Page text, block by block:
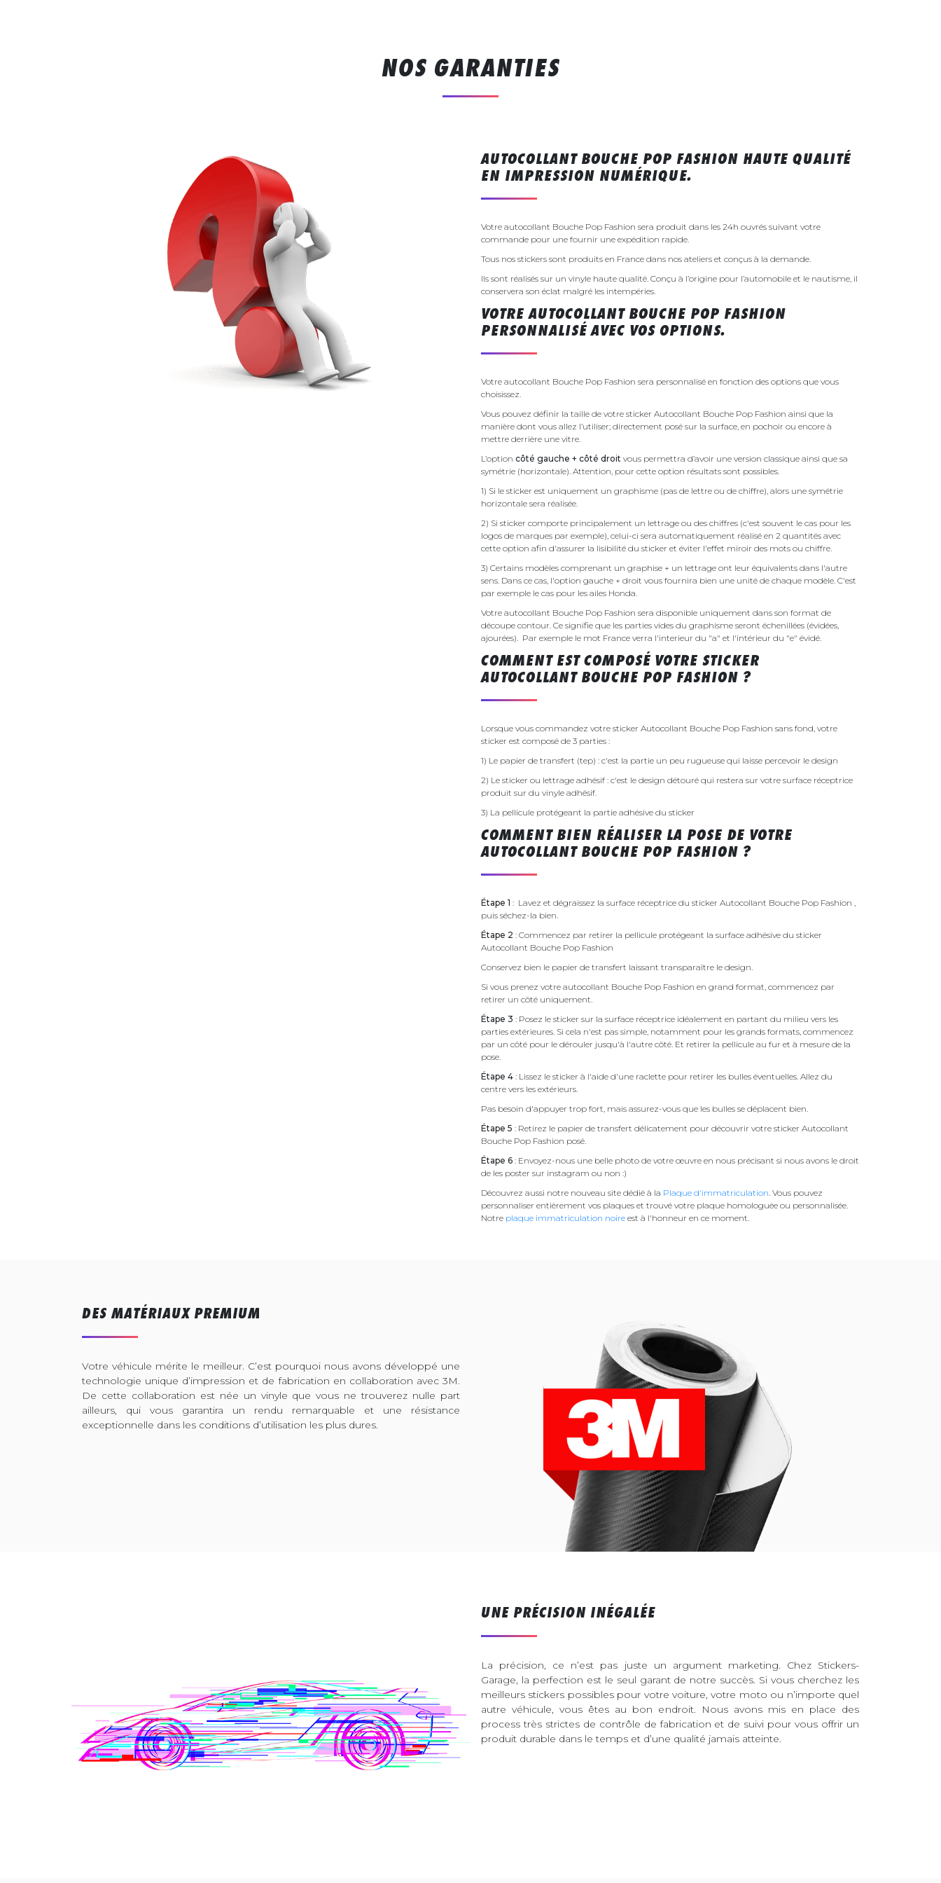
NOS GARANTIES
AUTOCOLLANT BOUCHE POP FASHION HAUTE QUALITÉ
EN IMPRESSION NUMÉRIQUE.
Votre autocollant Bouche Pop Fashion sera produit dans les 24h ouvrés suivant votre
commande pour une fournir une expédition rapide.
Tous nos stickers sont produits en France dans nos ateliers et conçus à la demande.
Ils sont réalisés sur un vinyle haute qualité. Conçu à l’origine pour l’automobile et le nautisme, il
conservera son éclat malgré les intempéries.
VOTRE AUTOCOLLANT BOUCHE POP FASHION
PERSONNALISÉ AVEC VOS OPTIONS.
Votre autocollant Bouche Pop Fashion sera personnalisé en fonction des options que vous
choisissez.
Vous pouvez définir la taille de votre sticker Autocollant Bouche Pop Fashion ainsi que la
manière dont vous allez l’utiliser; directement posé sur la surface, en pochoir ou encore à
mettre derrière une vitre.
L’option côté gauche + côté droit vous permettra d’avoir une version classique ainsi que sa
symétrie (horizontale). Attention, pour cette option résultats sont possibles.
1) Si le sticker est uniquement un graphisme (pas de lettre ou de chiffre), alors une symétrie
horizontale sera réalisée.
2) Si sticker comporte principalement un lettrage ou des chiffres (c'est souvent le cas pour les
logos de marques par exemple), celui-ci sera automatiquement réalisé en 2 quantités avec
cette option afin d'assurer la lisibilité du sticker et éviter l'effet miroir des mots ou chiffre.
3) Certains modèles comprenant un graphise + un lettrage ont leur équivalents dans l'autre
sens. Dans ce cas, l'option gauche + droit vous fournira bien une unité de chaque modèle. C'est
par exemple le cas pour les ailes Honda.
Votre autocollant Bouche Pop Fashion sera disponible uniquement dans son format de
découpe contour. Ce signifie que les parties vides du graphisme seront échenillées (évidées,
ajourées). Par exemple le mot France verra l'interieur du "a" et l'intérieur du "e" évidé.
COMMENT EST COMPOSÉ VOTRE STICKER
AUTOCOLLANT BOUCHE POP FASHION ?
Lorsque vous commandez votre sticker Autocollant Bouche Pop Fashion sans fond, votre
sticker est composé de 3 parties :
1) Le papier de transfert (tep) : c'est la partie un peu rugueuse qui laisse percevoir le design
2) Le sticker ou lettrage adhésif : c'est le design détouré qui restera sur votre surface réceptrice
produit sur du vinyle adhésif.
3) La pellicule protégeant la partie adhésive du sticker
COMMENT BIEN RÉALISER LA POSE DE VOTRE
AUTOCOLLANT BOUCHE POP FASHION ?
Étape 1 : Lavez et dégraissez la surface réceptrice du sticker Autocollant Bouche Pop Fashion ,
puis séchez-la bien.
Étape 2 : Commencez par retirer la pellicule protégeant la surface adhésive du sticker
Autocollant Bouche Pop Fashion
Conservez bien le papier de transfert laissant transparaître le design.
Si vous prenez votre autocollant Bouche Pop Fashion en grand format, commencez par
retirer un côté uniquement.
Étape 3 : Posez le sticker sur la surface réceptrice idéalement en partant du milieu vers les
parties extérieures. Si cela n'est pas simple, notamment pour les grands formats, commencez
par un côté pour le dérouler jusqu'à l'autre côté. Et retirer la pellicule au fur et à mesure de la
pose.
Étape 4 : Lissez le sticker à l'aide d'une raclette pour retirer les bulles éventuelles. Allez du
centre vers les extérieurs.
Pas besoin d'appuyer trop fort, mais assurez-vous que les bulles se déplacent bien.
Étape 5 : Retirez le papier de transfert délicatement pour découvrir votre sticker Autocollant
Bouche Pop Fashion posé.
Étape 6 : Envoyez-nous une belle photo de votre œuvre en nous précisant si nous avons le droit
de les poster sur instagram ou non :)
Découvrez aussi notre nouveau site dédié à la Plaque d'immatriculation. Vous pouvez
personnaliser entièrement vos plaques et trouvé votre plaque homologuée ou personnalisée.
Notre plaque immatriculation noire est à l'honneur en ce moment.
DES MATÉRIAUX PREMIUM
Votre véhicule mérite le meilleur. C’est pourquoi nous avons développé une
technologie unique d’impression et de fabrication en collaboration avec 3M.
De cette collaboration est née un vinyle que vous ne trouverez nulle part
ailleurs, qui vous garantira un rendu remarquable et une résistance
exceptionnelle dans les conditions d’utilisation les plus dures.
UNE PRÉCISION INÉGALÉE
La précision, ce n’est pas juste un argument marketing. Chez Stickers-
Garage, la perfection est le seul garant de notre succès. Si vous cherchez les
meilleurs stickers possibles pour votre voiture, votre moto ou n’importe quel
autre véhicule, vous êtes au bon endroit. Nous avons mis en place des
process très strictes de contrôle de fabrication et de suivi pour vous offrir un
produit durable dans le temps et d’une qualité jamais atteinte.